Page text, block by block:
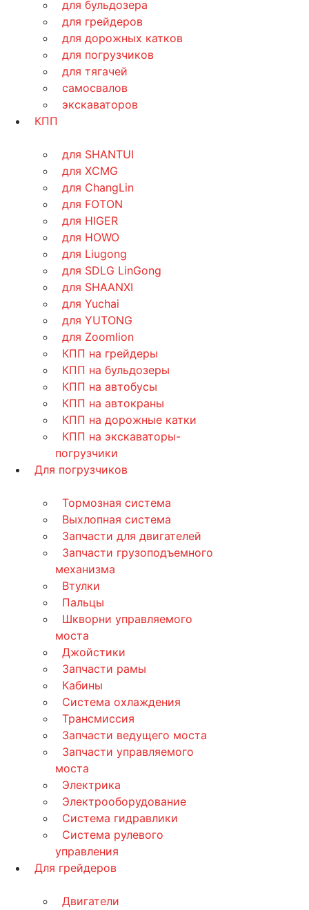
для бульдозера
для грейдеров
для дорожных катков
для погрузчиков
для тягачей
самосвалов
экскаваторов
КПП
для SHANTUI
для XCMG
для ChangLin
для FOTON
для HIGER
для HOWO
для Liugong
для SDLG LinGong
для SHAANXI
для Yuchai
для YUTONG
для Zoomlion
КПП на грейдеры
КПП на бульдозеры
КПП на автобусы
КПП на автокраны
КПП на дорожные катки
КПП на экскаваторы-
погрузчики
Для погрузчиков
Тормозная система
Выхлопная система
Запчасти для двигателей
Запчасти грузоподъемного
механизма
Втулки
Пальцы
Шкворни управляемого
моста
Джойстики
Запчасти рамы
Кабины
Система охлаждения
Трансмиссия
Запчасти ведущего моста
Запчасти управляемого
моста
Электрика
Электрооборудование
Система гидравлики
Система рулевого
управления
Для грейдеров
Двигатели